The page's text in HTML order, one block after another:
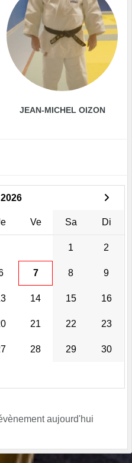
JEAN-MICHEL OIZON
Ve Sa Di
1 2
7 8 9
14 15 16
21 22 23
28 29 30
aujourd'hui